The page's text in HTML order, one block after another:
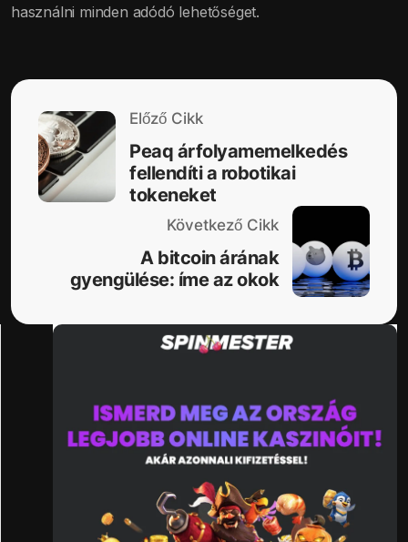
használni minden adódó lehetőséget.
Előző Cikk
Peaq árfolyamemelkedés
fellendíti a robotikai
tokeneket
Következő Cikk
A bitcoin árának
gyengülése: íme az okok